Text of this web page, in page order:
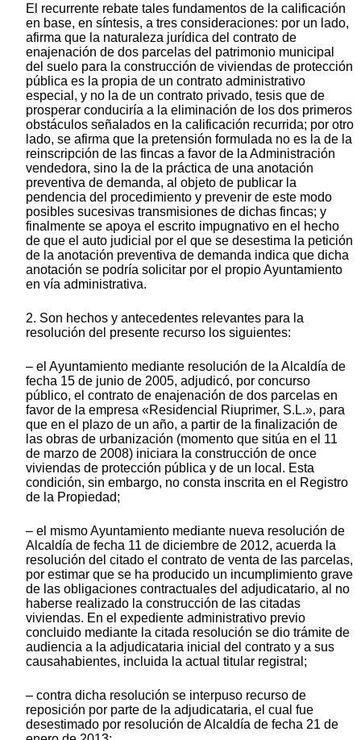
El recurrente rebate tales fundamentos de la calificación
en base, en síntesis, a tres consideraciones: por un lado,
afirma que la naturaleza jurídica del contrato de
enajenación de dos parcelas del patrimonio municipal
del suelo para la construcción de viviendas de protección
pública es la propia de un contrato administrativo
especial, y no la de un contrato privado, tesis que de
prosperar conduciría a la eliminación de los dos primeros
obstáculos señalados en la calificación recurrida; por otro
lado, se afirma que la pretensión formulada no es la de la
reinscripción de las fincas a favor de la Administración
vendedora, sino la de la práctica de una anotación
preventiva de demanda, al objeto de publicar la
pendencia del procedimiento y prevenir de este modo
posibles sucesivas transmisiones de dichas fincas; y
finalmente se apoya el escrito impugnativo en el hecho
de que el auto judicial por el que se desestima la petición
de la anotación preventiva de demanda indica que dicha
anotación se podría solicitar por el propio Ayuntamiento
en vía administrativa.
2. Son hechos y antecedentes relevantes para la
resolución del presente recurso los siguientes:
– el Ayuntamiento mediante resolución de la Alcaldía de
fecha 15 de junio de 2005, adjudicó, por concurso
público, el contrato de enajenación de dos parcelas en
favor de la empresa «Residencial Riuprimer, S.L.», para
que en el plazo de un año, a partir de la finalización de
las obras de urbanización (momento que sitúa en el 11
de marzo de 2008) iniciara la construcción de once
viviendas de protección pública y de un local. Esta
condición, sin embargo, no consta inscrita en el Registro
de la Propiedad;
– el mismo Ayuntamiento mediante nueva resolución de
Alcaldía de fecha 11 de diciembre de 2012, acuerda la
resolución del citado el contrato de venta de las parcelas,
por estimar que se ha producido un incumplimiento grave
de las obligaciones contractuales del adjudicatario, al no
haberse realizado la construcción de las citadas
viviendas. En el expediente administrativo previo
concluido mediante la citada resolución se dio trámite de
audiencia a la adjudicataria inicial del contrato y a sus
causahabientes, incluida la actual titular registral;
– contra dicha resolución se interpuso recurso de
reposición por parte de la adjudicataria, el cual fue
desestimado por resolución de Alcaldía de fecha 21 de